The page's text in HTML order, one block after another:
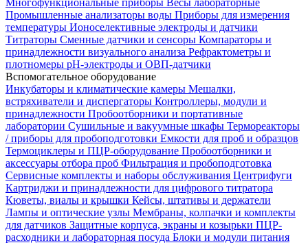
Многофункциональные приборы Весы лабораторные
Промышленные анализаторы воды Приборы для измерения
температуры Ионоселективные электроды и датчики
Титраторы Сменные датчики и сенсоры Компараторы и
принадлежности визуального анализа Рефрактометры и
плотномеры pH-электроды и ОВП-датчики
Вспомогательное оборудование
Инкубаторы и климатические камеры Мешалки,
встряхиватели и диспергаторы Контроллеры, модули и
принадлежности Пробоотборники и портативные
лаборатории Сушильные и вакуумные шкафы Термореакторы
/ приборы для пробоподготовки Емкости для проб и образцов
Термоциклеры и ПЦР-оборудование Пробоотборники и
аксессуары отбора проб Фильтрация и пробоподготовка
Сервисные комплекты и наборы обслуживания Центрифуги
Картриджи и принадлежности для цифрового титратора
Кюветы, виалы и крышки Кейсы, штативы и держатели
Лампы и оптические узлы Мембраны, колпачки и комплекты
для датчиков Защитные корпуса, экраны и козырьки ПЦР-
расходники и лабораторная посуда Блоки и модули питания